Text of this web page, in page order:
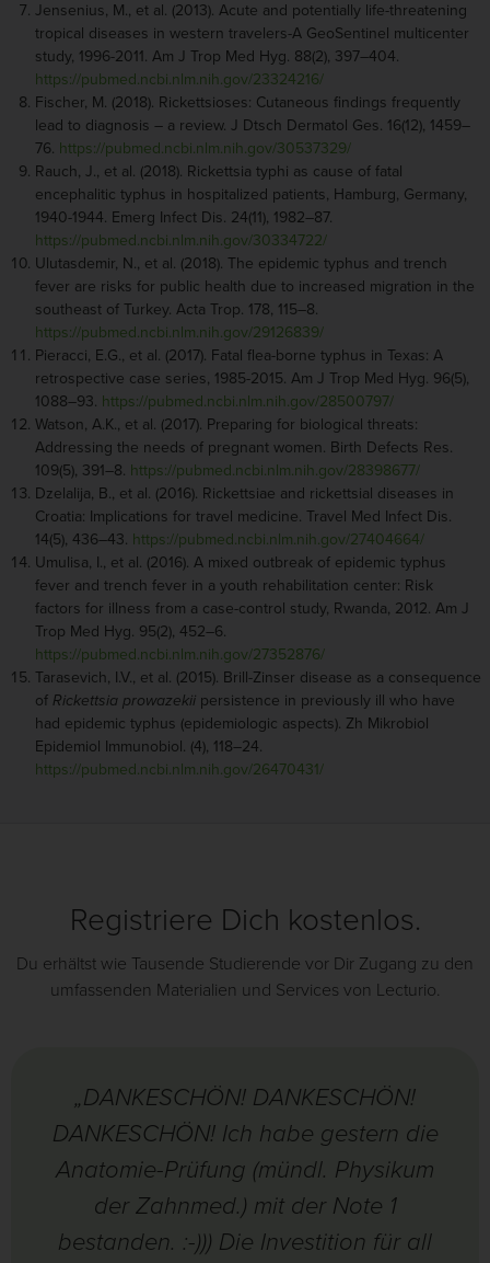
Jensenius, M., et al. (2013). Acute and potentially life-threatening
tropical diseases in western travelers-A GeoSentinel multicenter
study, 1996-2011. Am J Trop Med Hyg. 88(2), 397–404.
https://pubmed.ncbi.nlm.nih.gov/23324216/
Fischer, M. (2018). Rickettsioses: Cutaneous findings frequently
lead to diagnosis – a review. J Dtsch Dermatol Ges. 16(12), 1459–
76. https://pubmed.ncbi.nlm.nih.gov/30537329/
Rauch, J., et al. (2018). Rickettsia typhi as cause of fatal
encephalitic typhus in hospitalized patients, Hamburg, Germany,
1940-1944. Emerg Infect Dis. 24(11), 1982–87.
https://pubmed.ncbi.nlm.nih.gov/30334722/
Ulutasdemir, N., et al. (2018). The epidemic typhus and trench
fever are risks for public health due to increased migration in the
southeast of Turkey. Acta Trop. 178, 115–8.
https://pubmed.ncbi.nlm.nih.gov/29126839/
Pieracci, E.G., et al. (2017). Fatal flea-borne typhus in Texas: A
retrospective case series, 1985-2015. Am J Trop Med Hyg. 96(5),
1088–93. https://pubmed.ncbi.nlm.nih.gov/28500797/
Watson, A.K., et al. (2017). Preparing for biological threats:
Addressing the needs of pregnant women. Birth Defects Res.
109(5), 391–8. https://pubmed.ncbi.nlm.nih.gov/28398677/
Dzelalija, B., et al. (2016). Rickettsiae and rickettsial diseases in
Croatia: Implications for travel medicine. Travel Med Infect Dis.
14(5), 436–43. https://pubmed.ncbi.nlm.nih.gov/27404664/
Umulisa, I., et al. (2016). A mixed outbreak of epidemic typhus
fever and trench fever in a youth rehabilitation center: Risk
factors for illness from a case-control study, Rwanda, 2012. Am J
Trop Med Hyg. 95(2), 452–6.
https://pubmed.ncbi.nlm.nih.gov/27352876/
Tarasevich, I.V., et al. (2015). Brill-Zinser disease as a consequence
of Rickettsia prowazekii persistence in previously ill who have
had epidemic typhus (epidemiologic aspects). Zh Mikrobiol
Epidemiol Immunobiol. (4), 118–24.
https://pubmed.ncbi.nlm.nih.gov/26470431/
Registriere Dich kostenlos.
Du erhältst wie Tausende Studierende vor Dir Zugang zu den
umfassenden Materialien und Services von Lecturio.
„DANKESCHÖN! DANKESCHÖN!
DANKESCHÖN! Ich habe gestern die
Anatomie-Prüfung (mündl. Physikum
der Zahnmed.) mit der Note 1
bestanden. :-))) Die Investition für all